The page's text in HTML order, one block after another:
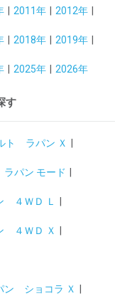
2011年 2012年
2018年 2019年
2025年 2026年
す
ト ラパン Ｘ
パン モード
４ＷＤ Ｌ
４ＷＤ Ｘ
ショコラ Ｘ